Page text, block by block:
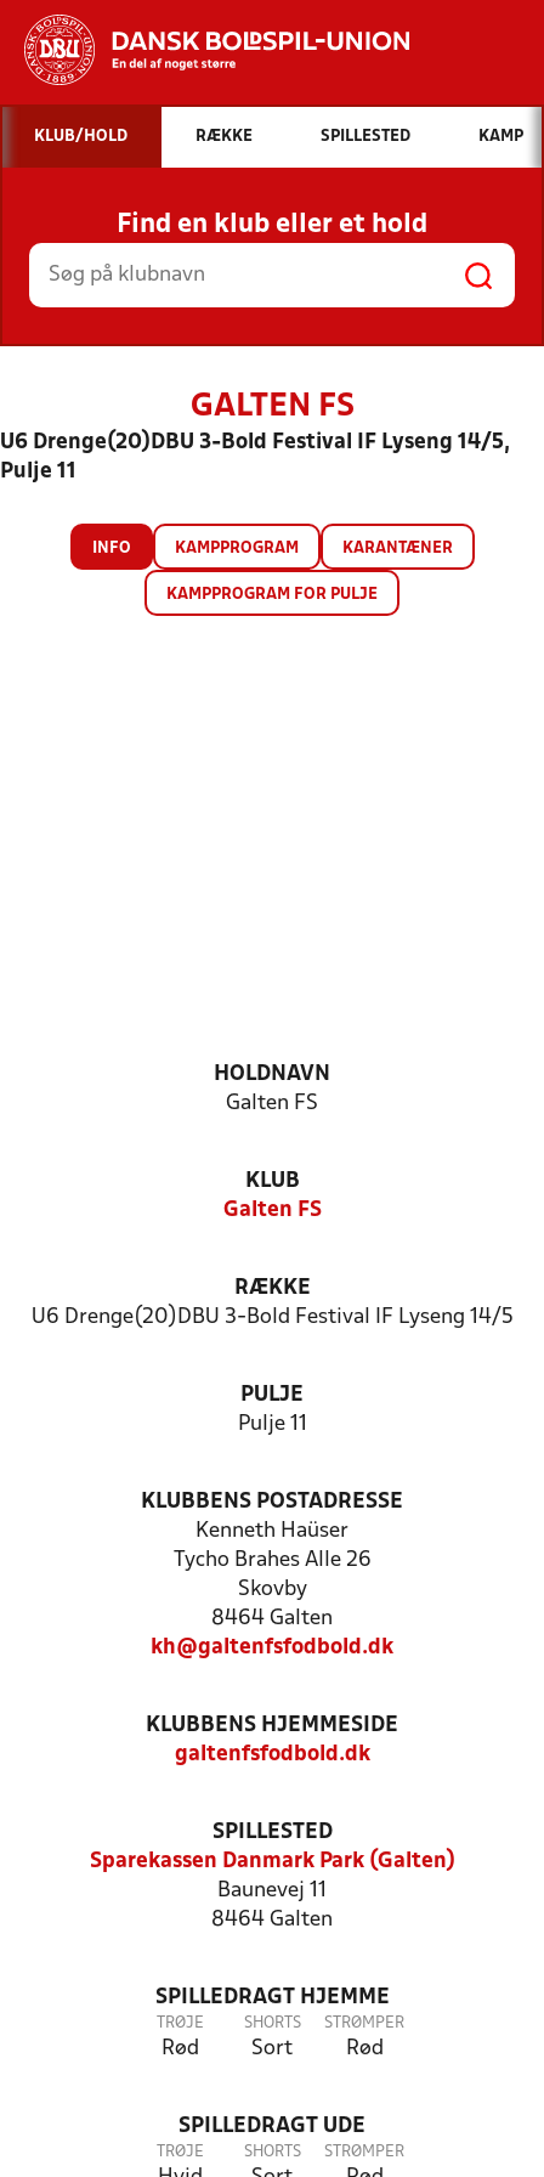
Hvad vil du søge efter?
INDHOLD OG NYHEDER
STILLINGER, RESULTATER, KLUBBER OG
HOLD
KLUB/HOLD RÆKKE SPILLESTED KAMP
Find en klub eller et hold
GALTEN FS
U6 Drenge(20)DBU 3-Bold Festival IF Lyseng 14/5,
Pulje 11
INFO KAMPPROGRAM KARANTÆNER
KAMPPROGRAM FOR PULJE
HOLDNAVN
Galten FS
KLUB
Galten FS
RÆKKE
U6 Drenge(20)DBU 3-Bold Festival IF Lyseng 14/5
PULJE
Pulje 11
KLUBBENS POSTADRESSE
Kenneth Haüser
Tycho Brahes Alle 26
Skovby
8464 Galten
kh@galtenfsfodbold.dk
KLUBBENS HJEMMESIDE
galtenfsfodbold.dk
SPILLESTED
Sparekassen Danmark Park (Galten)
Baunevej 11
8464 Galten
SPILLEDRAGT HJEMME
TRØJE
Rød
SHORTS
Sort
STRØMPER
Rød
SPILLEDRAGT UDE
TRØJE SHORTS STRØMPER